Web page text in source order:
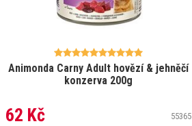
Animonda Carny Adult hovězí & jehněčí
konzerva 200g
62 Kč 55365